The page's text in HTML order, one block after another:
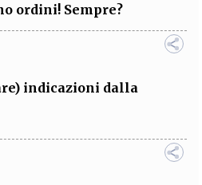
ordini! Sempre?
indicazioni dalla